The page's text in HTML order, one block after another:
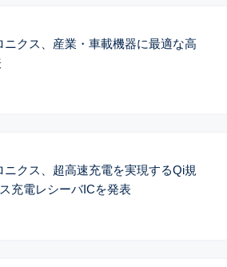
ニクス、産業・車載機器に最適な高
クス、超高速充電を実現するQi規
充電レシーバICを発表